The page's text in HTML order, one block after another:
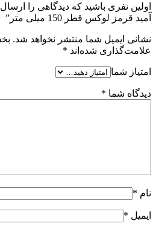
اولین نفری باشید که دیدگاهی را
آمید قرمز لوکس قطر 150 میلی متر”
نشانی ایمیل شما منتشر نخواهد شد.
علامت‌گذاری شده‌اند *
امتیاز شما
دیدگاه شما *
نام *
ایمیل *